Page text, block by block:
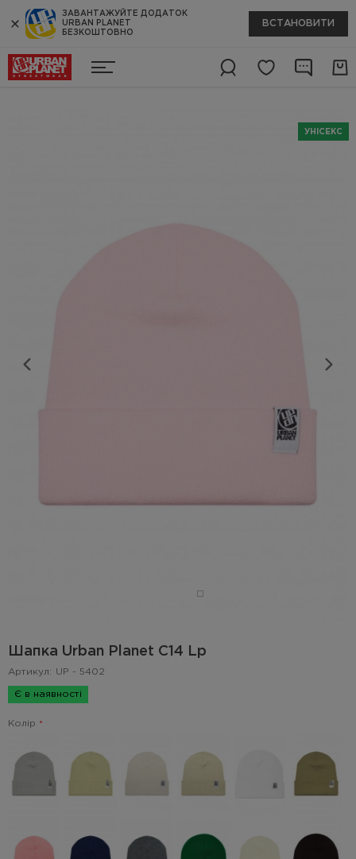
ЗАВАНТАЖУЙТЕ ДОДАТОК
URBAN PLANET
БЕЗКОШТОВНО
ВСТАНОВИТИ
УНІСЕКС
Шапка Urban Planet C14 Lp
Артикул: UP - 5402
Є в наявності
Колір